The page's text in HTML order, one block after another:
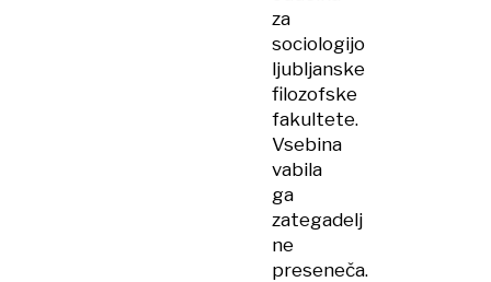
za
sociologijo
ljubljanske
filozofske
fakultete.
Vsebina
vabila
ga
zategadelj
ne
preseneča.